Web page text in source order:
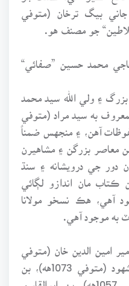
بيگ ترخان (متوفي
حاجي محمد حسين ”صفائي“
۽ ولي الله سيد محمد
به سيد مراد (متوفي
آهن، ۽ منجهس ضمناً
معاصر بزرگن ۽ مشاهيرن
دور جي درويشانه ۽ سنڌ
مان اندازو لڳائي
آهي، هڪ نسخو مولانا
به موجود آهي.
امين الدين خان (متوفي
1127هه) بن مير ابوالمڪارم شهود (متوفي 1073هه)، بن
مير ابوالبقا امير خان (متوفي 1057هه)، بن ابوالقاسم